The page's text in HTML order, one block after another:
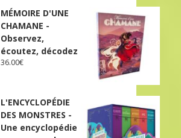
MÉMOIRE D'UNE
CHAMANE -
Observez,
écoutez, décodez
36.00€
L'ENCYCLOPÉDIE
DES MONSTRES -
Une encyclopédie